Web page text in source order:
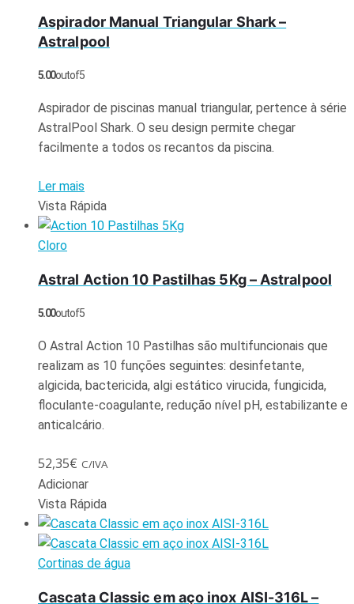
Aspirador Manual Triangular Shark –
Astralpool
5.00out of 5
Aspirador de piscinas manual triangular, pertence à série
AstralPool Shark. O seu design permite chegar
facilmente a todos os recantos da piscina.
Ler mais
Vista Rápida
Cloro
Astral Action 10 Pastilhas 5Kg – Astralpool
5.00out of 5
O Astral Action 10 Pastilhas são multifuncionais que
realizam as 10 funções seguintes: desinfetante,
algicida, bactericida, algi estático virucida, fungicida,
floculante-coagulante, redução nível pH, estabilizante e
anticalcário.
52,35€ C/IVA
Adicionar
Vista Rápida
Cortinas de água
Cascata Classic em aço inox AISI-316L –